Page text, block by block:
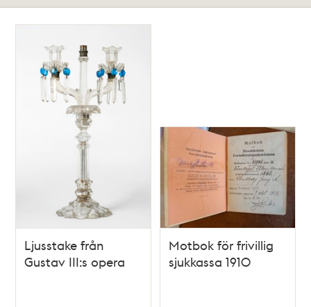
Ljusstake från
Gustav III:s opera
Motbok för frivillig
sjukkassa 1910